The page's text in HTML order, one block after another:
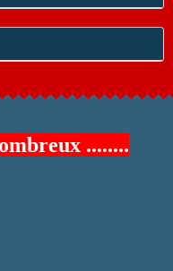
........